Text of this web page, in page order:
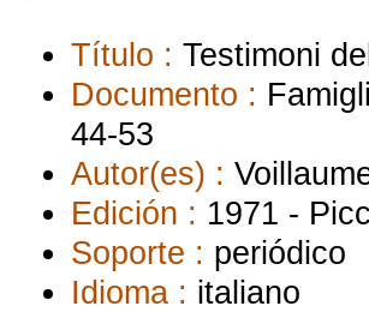
Título : Testimoni
Documento :
44-53
Autor(es) :
Edición : 1971 -
Soporte : periódico
Idioma : italiano